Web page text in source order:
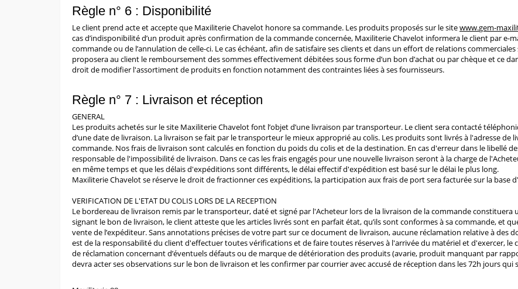
Règle n° 6 : Disponibilité
Le client prend acte et accepte que Maxiliterie Chavelot honore sa commande. Les produits proposés sur le sitewww.gem-
cas d’indisponibilité d’un produit après confirmation de la commande concernée, Maxiliterie Chavelot informera le client par e-
commande ou de l’annulation de celle-ci. Le cas échéant, afin de satisfaire ses clients et dans un effort de relations
proposera au client le remboursement des sommes effectivement débitées sous forme d’un bon d’achat ou par chèque et ce
droit de modifier l'assortiment de produits en fonction notamment des contraintes liées à ses fournisseurs.
Règle n° 7 : Livraison et réception
GENERAL
Les produits achetés sur le site Maxiliterie Chavelot font l’objet d’une livraison par transporteur. Le client sera contacté
d’une date de livraison. La livraison se fait par le transporteur le mieux approprié au colis. Les produits sont livrés à l'adresse de
commande. Nos frais de livraison sont calculés en fonction du poids du colis et de la destination. En cas d'erreur dans le libellé
responsable de l'impossibilité de livraison. Dans ce cas les frais engagés pour une nouvelle livraison seront à la charge de
en même temps et que les délais d'expéditions sont différents, le délai effectif d'expédition est basé sur le délai le plus long.
Maxiliterie Chavelot se réserve le droit de fractionner ces expéditions, la participation aux frais de port sera facturée sur la base
VERIFICATION DE L'ETAT DU COLIS LORS DE LA RECEPTION
Le bordereau de livraison remis par le transporteur, daté et signé par l'Acheteur lors de la livraison de la commande
signant le bon de livraison, le client atteste que les articles livrés sont en parfait état, qu’ils sont conformes à sa commande, et
vente de l’expéditeur. Sans annotations précises de votre part sur ce document de livraison, aucune réclamation relative à des
est de la responsabilité du client d'effectuer toutes vérifications et de faire toutes réserves à l'arrivée du matériel et d'exercer, le
de réclamation concernant d’éventuels défauts ou de marque de détérioration des produits (avarie, produit manquant par
devra acter ses observations sur le bon de livraison et les confirmer par courrier avec accusé de réception dans les 72h jours qui